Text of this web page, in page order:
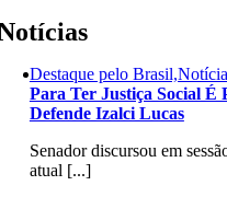
Destaque pelo
Para Ter Justiça Social É
Defende Izalci Lucas
Senador discursou em
atual [...]